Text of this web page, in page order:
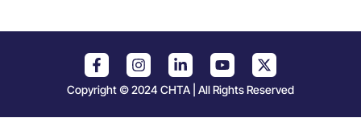
Copyright © 2024 CHTA | All Rights Reserved